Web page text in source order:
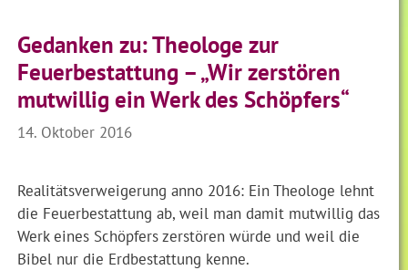
Gedanken zu: Theologe zur
Feuerbestattung – „Wir zerstören
mutwillig ein Werk des Schöpfers“
14. Oktober 2016
Realitätsverweigerung anno 2016: Ein Theologe lehnt
die Feuerbestattung ab, weil man damit mutwillig das
Werk eines Schöpfers zerstören würde und weil die
Bibel nur die Erdbestattung kenne.